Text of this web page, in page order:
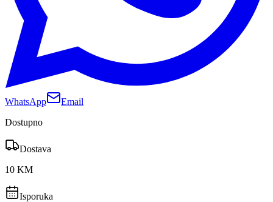
WhatsApp
Email
Dostupno
Dostava
10 KM
Isporuka